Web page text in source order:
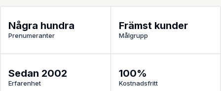
Några hundra
Prenumeranter
Främst kunder
Målgrupp
Sedan 2002
Erfarenhet
100%
Kostnadsfritt